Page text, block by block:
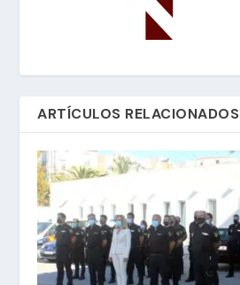
ARTÍCULOS RELACIONADOS